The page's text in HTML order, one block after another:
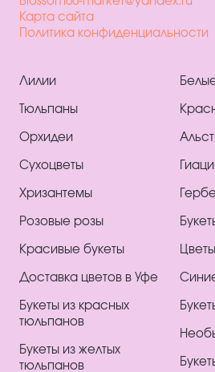
Карта сайта
Политика конфиденциальности
Лилии
Тюльпаны
Орхидеи
Сухоцветы
Хризантемы
Розовые розы
Красивые букеты
Доставка цветов в Уфе
Букеты из красных
тюльпанов
Букеты из желтых
тюльпанов